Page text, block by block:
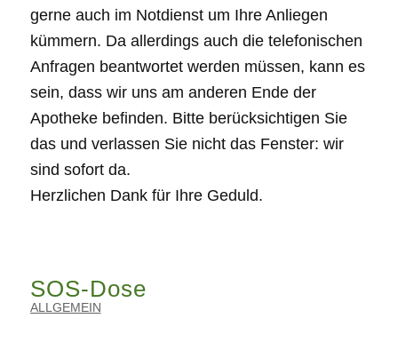
gerne auch im Notdienst um Ihre Anliegen
kümmern. Da allerdings auch die telefonischen
Anfragen beantwortet werden müssen, kann es
sein, dass wir uns am anderen Ende der
Apotheke befinden. Bitte berücksichtigen Sie
das und verlassen Sie nicht das Fenster: wir
sind sofort da.
Herzlichen Dank für Ihre Geduld.
SOS-Dose
ALLGEMEIN